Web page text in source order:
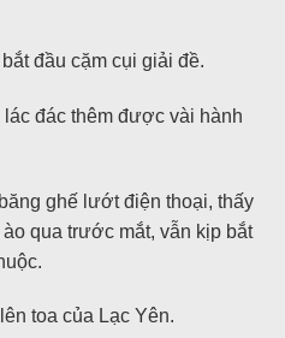
đầu cặm cụi giải đề.
đác thêm được vài hành
ghế lướt điện thoại, thấy
qua trước mắt, vẫn kịp bắt
toa của Lạc Yên.